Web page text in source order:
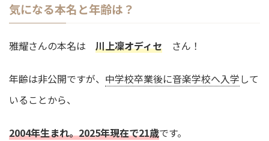
気になる本名と年齢は？
雅耀さんの本名は 川上凜オディセ さん！
年齢は非公開ですが、 中学校卒業後に音楽学校へ入学して
いることから、
2004年生まれ。2025年現在で21歳です。